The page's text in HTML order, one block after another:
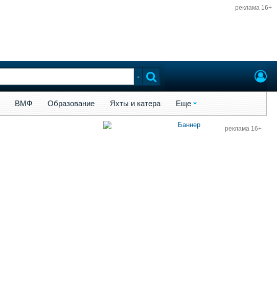
реклама 16+
ВМФ Образование Яхты и катера Еще
реклама 16+